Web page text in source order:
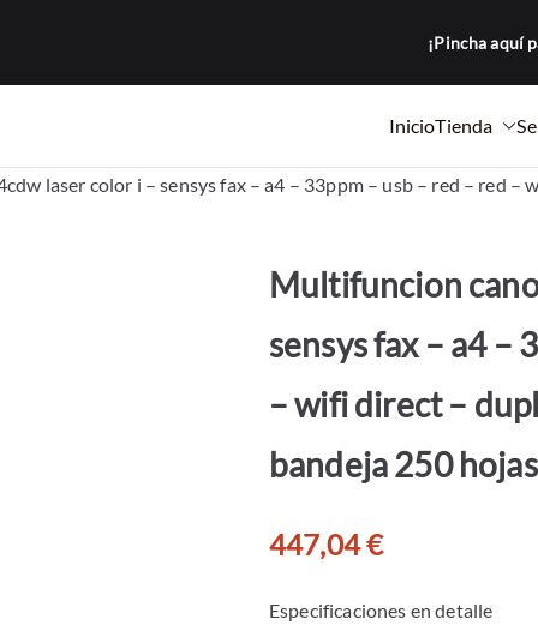
¡Pincha aquí
InicioTienda
laser color i – sensys fax – a4 – 33ppm – usb – red – red –
Multifuncion
sensys fax – a4 –
– wifi direct –
bandeja 250 hojas
447,04€
Especificaciones en detalle